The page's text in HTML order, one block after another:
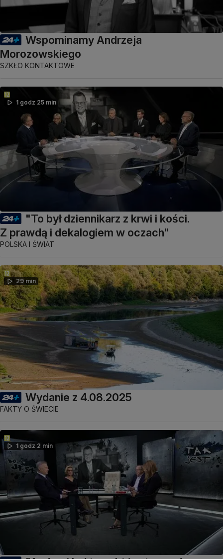
Wspominamy Andrzeja
Morozowskiego
SZKŁO KONTAKTOWE
1 godz 25 min
"To był dziennikarz z krwi i kości.
Z prawdą i dekalogiem w oczach"
POLSKA I ŚWIAT
29 min
Wydanie z 4.08.2025
FAKTY O ŚWIECIE
1 godz 2 min